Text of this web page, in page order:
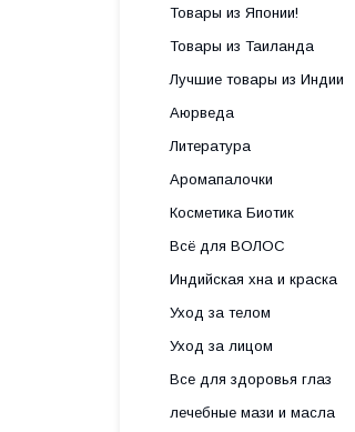
Товары из Японии!
Товары из Таиланда
Лучшие товары из Индии
Аюрведа
Литература
Аромапалочки
Косметика Биотик
Всё для ВОЛОС
Индийская хна и краска
Уход за телом
Уход за лицом
Все для здоровья глаз
лечебные мази и масла